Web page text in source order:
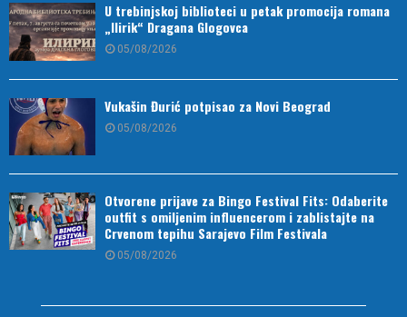
U trebinjskoj biblioteci u petak promocija romana
„Ilirik“ Dragana Glogovca
05/08/2026
Vukašin Đurić potpisao za Novi Beograd
05/08/2026
Otvorene prijave za Bingo Festival Fits: Odaberite
outfit s omiljenim influencerom i zablistajte na
Crvenom tepihu Sarajevo Film Festivala
05/08/2026